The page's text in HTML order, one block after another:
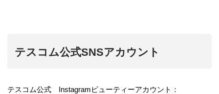
テスコム公式SNSアカウント
テスコム公式 Instagramビューティーアカウント：